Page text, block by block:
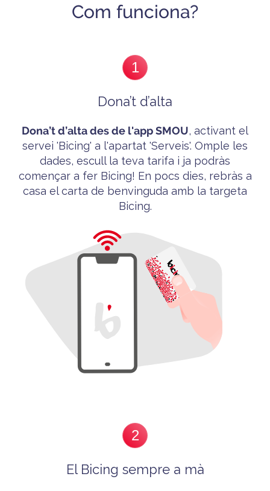
Com funciona?
1
Dona’t d’alta
Dona’td’alta des de l'app SMOU, activant el
servei 'Bicing' a l'apartat 'Serveis'. Omple les
dades, escull la teva tarifa i ja podràs
començar a fer Bicing! En pocs dies, rebràs a
casa el carta de benvinguda amb la targeta
Bicing.
2
El Bicing sempre a mà